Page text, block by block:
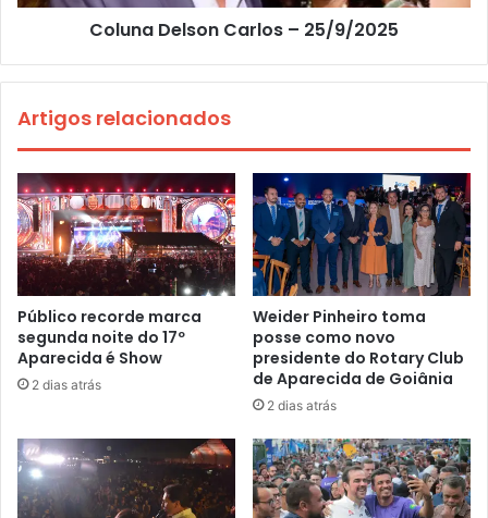
Coluna Delson Carlos – 25/9/2025
Artigos relacionados
Público recorde marca
segunda noite do 17º
Aparecida é Show
2 dias atrás
Weider Pinheiro toma
posse como novo
presidente do Rotary Club
de Aparecida de Goiânia
2 dias atrás